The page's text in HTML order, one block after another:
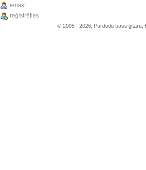
ienākt
reģistrēties
© 2005 - 2026, Pardodu bass gitaru,